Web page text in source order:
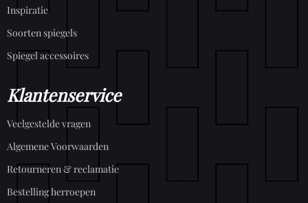
Inspiratie
Soorten spiegels
Spiegel accessoires
Klantenservice
Veelgestelde vragen
Algemene Voorwaarden
Retourneren & reclamatie
Bestelling herroepen